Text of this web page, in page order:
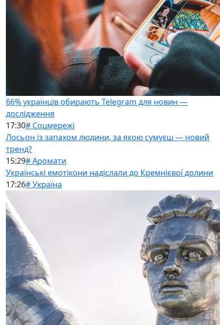
66% українців обирають Telegram для новин —
дослідження
17:30# Соцмережі
Лосьон із запахом людини, за якою сумуєш — новий
тренд?
15:29# Аромати
Українські емотікони надіслали до Кремнієвої долини
17:26# Україна